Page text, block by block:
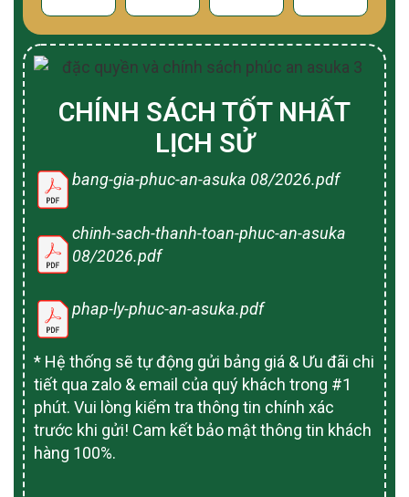
CHÍNH SÁCH TỐT NHẤT
LỊCH SỬ
bang-gia-phuc-an-asuka 08/2026.pdf
chinh-sach-thanh-toan-phuc-an-asuka
08/2026.pdf
phap-ly-phuc-an-asuka.pdf
* Hệ thống sẽ tự động gửi bảng giá & Ưu đãi chi
tiết qua zalo & email của quý khách trong #1
phút. Vui lòng kiểm tra thông tin chính xác
trước khi gửi! Cam kết bảo mật thông tin khách
hàng 100%.